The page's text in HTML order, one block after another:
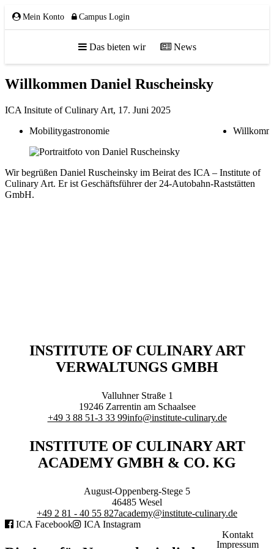
Mein Konto Campus Login
Das bieten wir News
ÜBER UNS
Gremien
Mitglieder
Partnerschaften
Caregastronomie
Betriebsgastronomie
Educationgastronomie
Marken- & Systemgastronomie
ACADEMY
Fernlehrgänge
Berufsqualifikation
Willkommen Daniel Ruscheinsky
ICA Insitute of Culinary Art, 17. Juni 2025
Mobilitygastronomie
Wir begrüßen Daniel Ruscheinsky im Beirat des ICA – Institute of
Culinary Art. Er ist Geschäftsführer der 24-Autobahn-Raststätten
GmbH.
INSTITUTE OF CULINARY ART
VERWALTUNGS GMBH
Valluhner Straße 1
19246 Zarrentin am Schaalsee
+49 3 88 51-3 33 99info@institute-culinary.de
INSTITUTE OF CULINARY ART
ACADEMY GMBH & CO. KG
August-Oppenberg-Stege 5
46485 Wesel
+49 2 81 - 40 55 827academy@institute-culinary.de
ICA Facebook
ICA Instagram
Kontakt
Impressum